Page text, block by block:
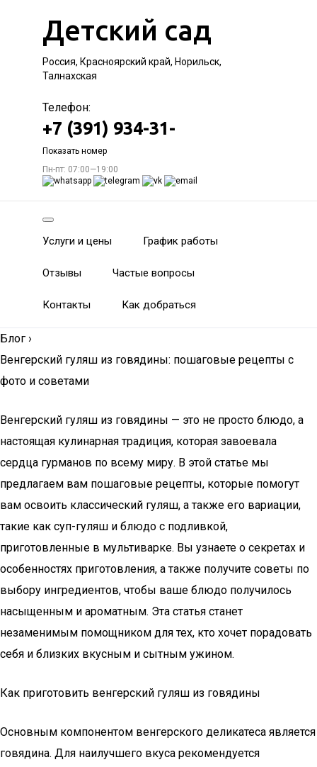
Детский сад
Россия, Красноярский край, Норильск,
Талнахская
Телефон:
+7 (391) 934-31-
Показать номер
Пн-пт: 07:00—19:00
Услуги и цены График работы
Отзывы Частые вопросы
Контакты Как добраться
Блог ›
Венгерский гуляш из говядины: пошаговые рецепты с
фото и советами
Венгерский гуляш из говядины — это не просто блюдо, а
настоящая кулинарная традиция, которая завоевала
сердца гурманов по всему миру. В этой статье мы
предлагаем вам пошаговые рецепты, которые помогут
вам освоить классический гуляш, а также его вариации,
такие как суп-гуляш и блюдо с подливкой,
приготовленные в мультиварке. Вы узнаете о секретах и
особенностях приготовления, а также получите советы по
выбору ингредиентов, чтобы ваше блюдо получилось
насыщенным и ароматным. Эта статья станет
незаменимым помощником для тех, кто хочет порадовать
себя и близких вкусным и сытным ужином.
Как приготовить венгерский гуляш из говядины
Основным компонентом венгерского деликатеса является
говядина. Для наилучшего вкуса рекомендуется